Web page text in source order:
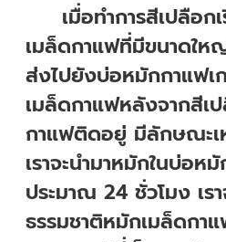
เมื่อทำการสีเปลือก
เมล็ดกาแฟที่มีขนาดใ
ส่งไปยังบ่อหมักกาแฟเ
เมล็ดกาแฟหลังจากสีเ
กาแฟติดอยู่ มีลักษณะเ
เราจะนำมาหมักในบ่อห
ประมาณ 24 ชั่วโมง เร
ธรรมชาติหมักเมล็ดกา